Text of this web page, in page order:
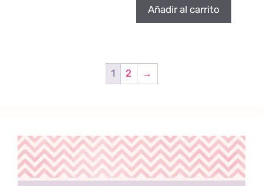
Añadir al carrito
1 2 →